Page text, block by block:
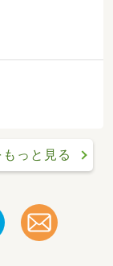
もっと見る